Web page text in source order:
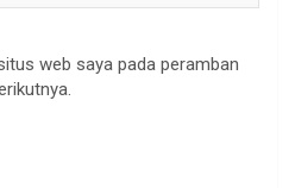
web saya pada peramban